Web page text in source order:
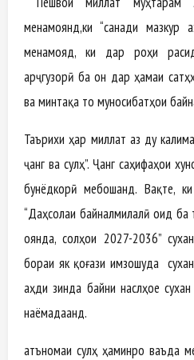
менамоянд,ки “санади мазкур
менамояд, ки дар роҳи
арҷгузорӣ ба он дар ҳамаи
ва минтақа то муносибатҳои
Таърихи ҳар миллат аз ду
ҷанг ва сулҳ”. Ҷанг саҳифаҳои
бунёдкорӣ мебошанд. Вақте,
“Даҳсолаи байналмилалӣ оид ба
оянда, солҳои 2027-2036”
бораи як қоғази имзошуда
аҳди зинда байни наслҳое
наёмадаанд.
Қатъномаи сулҳ ҳаминро ваъда